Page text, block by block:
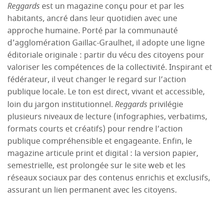
Reggards est un magazine conçu pour et par les
habitants, ancré dans leur quotidien avec une
approche humaine. Porté par la communauté
d'agglomération Gaillac-Graulhet, il adopte une ligne
éditoriale originale : partir du vécu des citoyens pour
valoriser les compétences de la collectivité. Inspirant et
fédérateur, il veut changer le regard sur l’action
publique locale. Le ton est direct, vivant et accessible,
loin du jargon institutionnel. Reggards privilégie
plusieurs niveaux de lecture (infographies, verbatims,
formats courts et créatifs) pour rendre l’action
publique compréhensible et engageante. Enfin, le
magazine articule print et digital : la version papier,
semestrielle, est prolongée sur le site web et les
réseaux sociaux par des contenus enrichis et exclusifs,
assurant un lien permanent avec les citoyens.